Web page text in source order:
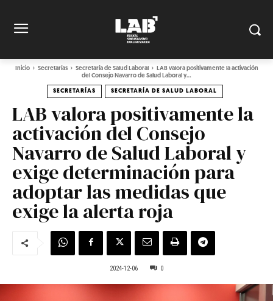
Inicio Secretarías Secretaría de Salud Laboral
LAB valora positivamente la activación
del Consejo Navarro de Salud Laboral y...
SECRETARÍAS SECRETARÍA DE SALUD LABORAL
LAB valora positivamente la
activación del Consejo
Navarro de Salud Laboral y
exige determinación para
adoptar las medidas que
exige la alerta roja
2024-12-06 0